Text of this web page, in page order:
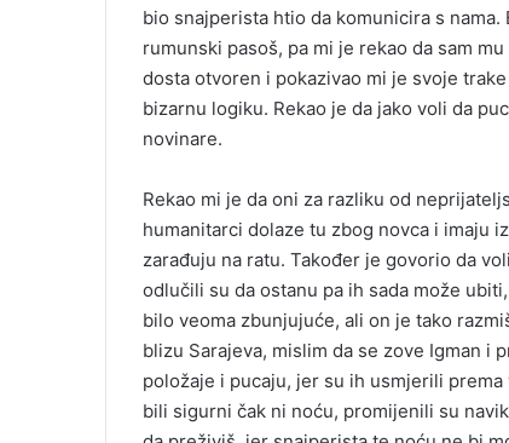
bio snajperista htio da komunicira s
rumunski pasoš, pa mi je rekao da sam
dosta otvoren i pokazivao mi je svoje
bizarnu logiku. Rekao je da jako voli da
novinare.
Rekao mi je da oni za razliku od
humanitarci dolaze tu zbog novca i imaju
zarađuju na ratu. Također je govorio da
odlučili su da ostanu pa ih sada može
bilo veoma zbunjujuće, ali on je tako
blizu Sarajeva, mislim da se zove Igman i
položaje i pucaju, jer su ih usmjerili
bili sigurni čak ni noću, promijenili su